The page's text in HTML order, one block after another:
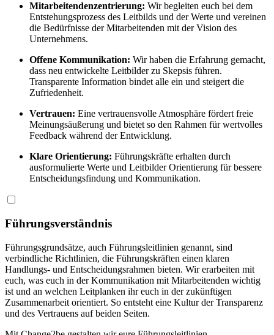
Mitarbeitendenzentrierung: Wir begleiten euch bei dem
Entstehungsprozess des Leitbilds und der Werte und vereinen
die Bedürfnisse der Mitarbeitenden mit der Vision des
Unternehmens.
Offene Kommunikation: Wir haben die Erfahrung gemacht,
dass neu entwickelte Leitbilder zu Skepsis führen.
Transparente Information bindet alle ein und steigert die
Zufriedenheit.
Vertrauen: Eine vertrauensvolle Atmosphäre fördert freie
Meinungsäußerung und bietet so den Rahmen für wertvolles
Feedback während der Entwicklung.
Klare Orientierung: Führungskräfte erhalten durch
ausformulierte Werte und Leitbilder Orientierung für bessere
Entscheidungsfindung und Kommunikation.
Führungsverständnis
Führungsgrundsätze, auch Führungsleitlinien genannt, sind
verbindliche Richtlinien, die Führungskräften einen klaren
Handlungs- und Entscheidungsrahmen bieten. Wir erarbeiten mit
euch, was euch in der Kommunikation mit Mitarbeitenden wichtig
ist und an welchen Leitplanken ihr euch in der zukünftigen
Zusammenarbeit orientiert. So entsteht eine KulturderTransparenz
und des Vertrauens auf beiden Seiten.